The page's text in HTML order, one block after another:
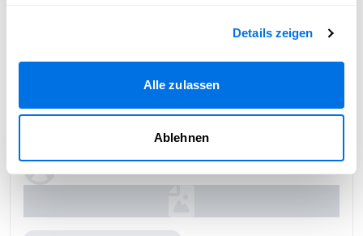
Details zeigen
Alle zulassen
Ablehnen